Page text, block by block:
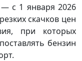
с 1 января 2026
скачков цен
при которых
бензин